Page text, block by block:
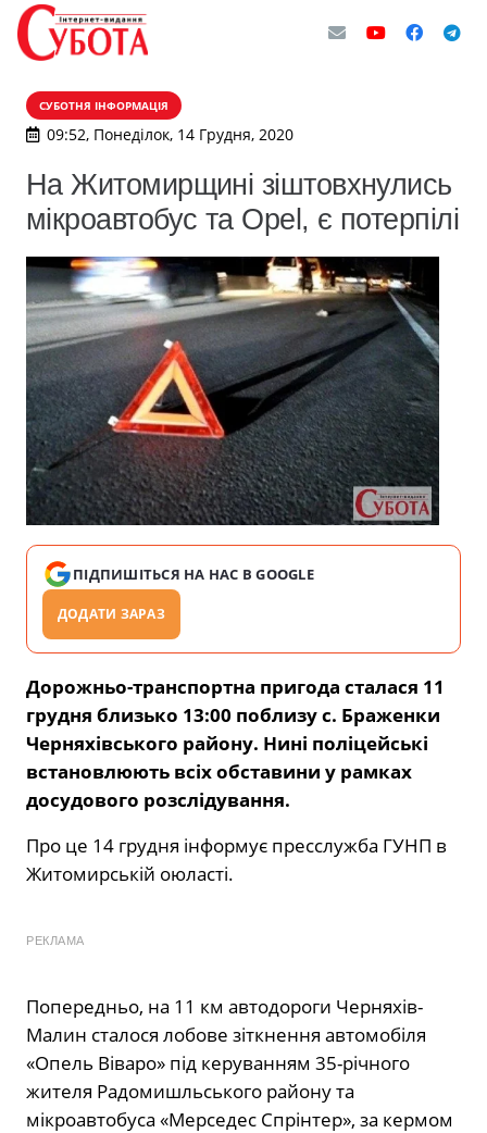
СУБОТНЯ ІНФОРМАЦІЯ
09:52, Понеділок, 14 Грудня, 2020
На Житомирщині зіштовхнулись
мікроавтобус та Opel, є потерпілі
ПІДПИШІТЬСЯ НА НАС В GOOGLE
ДОДАТИ ЗАРАЗ
Дорожньо-транспортна пригода сталася 11
грудня близько 13:00 поблизу с. Браженки
Черняхівського району. Нині поліцейські
встановлюють всіх обставини у рамках
досудового розслідування.
Про це 14 грудня інформує пресслужба ГУНП в
Житомирській оюласті.
РЕКЛАМА
Попередньо, на 11 км автодороги Черняхів-
Малин сталося лобове зіткнення автомобіля
«Опель Віваро» під керуванням 35-річного
жителя Радомишльського району та
мікроавтобуса «Мерседес Спрінтер», за кермом